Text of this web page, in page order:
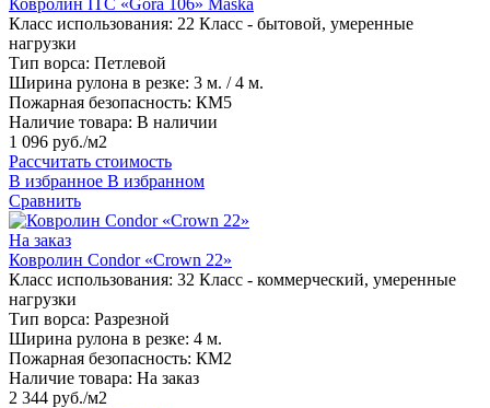
Ковролин ITC «Gora 106» Maska
Класс использования: 22 Класс - бытовой, умеренные
нагрузки
Тип ворса: Петлевой
Ширина рулона в резке: 3 м. / 4 м.
Пожарная безопасность: КМ5
Наличие товара: В наличии
1 096 руб./м2
Рассчитать стоимость
В избранное В избранном
Сравнить
На заказ
Ковролин Condor «Crown 22»
Класс использования: 32 Класс - коммерческий, умеренные
нагрузки
Тип ворса: Разрезной
Ширина рулона в резке: 4 м.
Пожарная безопасность: КМ2
Наличие товара: На заказ
2 344 руб./м2